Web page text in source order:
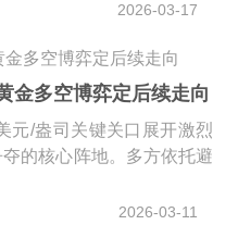
2026-03-17
金多空博弈定后续走向
元/盎司关键关口展开激烈
的核心阵地。多方依托避
2026-03-11